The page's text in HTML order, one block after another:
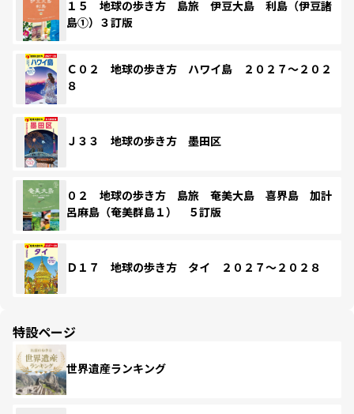
１５ 地球の歩き方 島旅 伊豆大島 利島（伊豆諸
島①）３訂版
Ｃ０２ 地球の歩き方 ハワイ島 ２０２７～２０２
８
Ｊ３３ 地球の歩き方 墨田区
０２ 地球の歩き方 島旅 奄美大島 喜界島 加計
呂麻島（奄美群島１） ５訂版
Ｄ１７ 地球の歩き方 タイ ２０２７～２０２８
特設ページ
世界遺産ランキング